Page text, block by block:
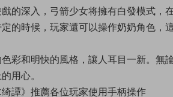
的深入，弓箭少女将擁有白發模式，
的時候，玩家還可以操作奶奶角色，
彩和明快的風格，讓人耳目一新。無
用心。
绮譚》推薦各位玩家使用手柄操作